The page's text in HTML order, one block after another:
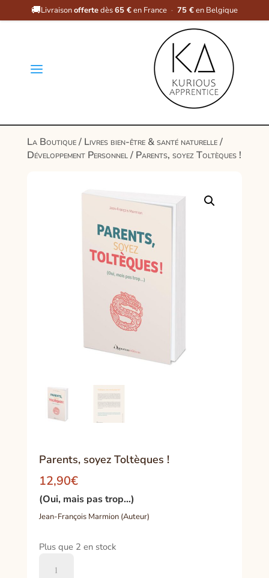
🚚Livraisonoffertedès65 €en France · 75 €en Belgique
a
La Boutique/ Livres bien-être & santé naturelle/
Développement Personnel/ Parents, soyez Toltèques !
Parents, soyez Toltèques !
12,90€
(Oui, mais pas trop…)
Jean-François Marmion (Auteur)
Plus que 2 en stock